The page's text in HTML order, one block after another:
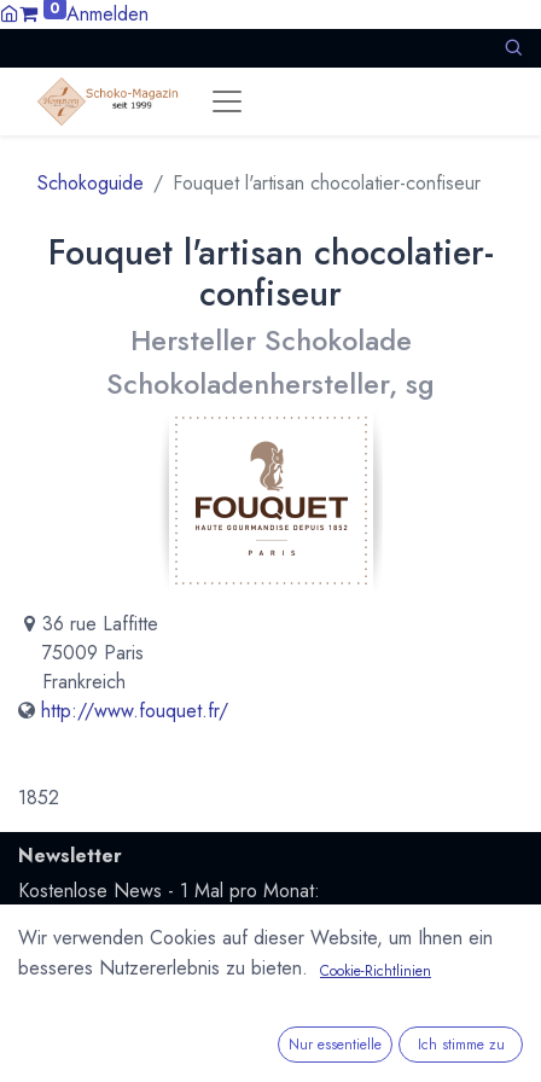
0 Anmelden
Schokoguide Fouquet l'artisan chocolatier-confiseur
Fouquet l'artisan chocolatier-
confiseur
Hersteller Schokolade
Schokoladenhersteller, sg
36 rue Laffitte
75009 Paris
Frankreich
http://www.fouquet.fr/
1852
Newsletter
Kostenlose News - 1 Mal pro Monat:
Abonnieren
Wir verwenden Cookies auf dieser Website, um Ihnen ein
besseres Nutzererlebnis zu bieten.
Cookie-Richtlinien
Nur essentielle Ich stimme zu